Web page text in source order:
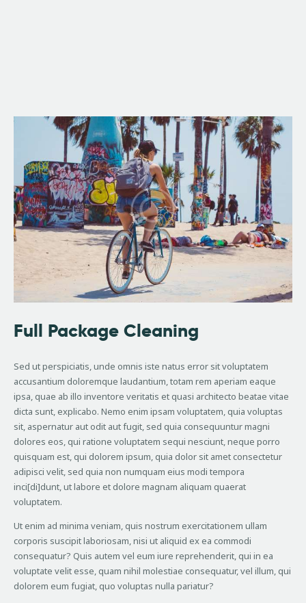
Rental Bikes
Sale Bikes
Services
About Us
Full Package Cleaning
Sed ut perspiciatis, unde omnis iste natus error sit voluptatem
accusantium doloremque laudantium, totam rem aperiam eaque
ipsa, quae ab illo inventore veritatis et quasi architecto beatae vitae
dicta sunt, explicabo. Nemo enim ipsam voluptatem, quia voluptas
sit, aspernatur aut odit aut fugit, sed quia consequuntur magni
dolores eos, qui ratione voluptatem sequi nesciunt, neque porro
quisquam est, qui dolorem ipsum, quia dolor sit amet consectetur
adipisci velit, sed quia non numquam eius modi tempora
inci[di]dunt, ut labore et dolore magnam aliquam quaerat
voluptatem.
Ut enim ad minima veniam, quis nostrum exercitationem ullam
corporis suscipit laboriosam, nisi ut aliquid ex ea commodi
consequatur? Quis autem vel eum iure reprehenderit, qui in ea
voluptate velit esse, quam nihil molestiae consequatur, vel illum, qui
dolorem eum fugiat, quo voluptas nulla pariatur?